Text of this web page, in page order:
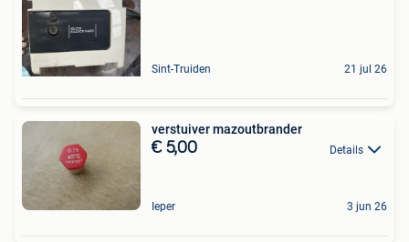
Sint-Truiden 21 jul 26
verstuiver mazoutbrander
€ 5,00 Details
Ieper 3 jun 26